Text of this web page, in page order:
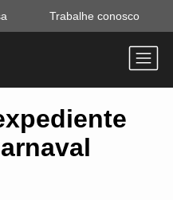
Trabalhe conosco